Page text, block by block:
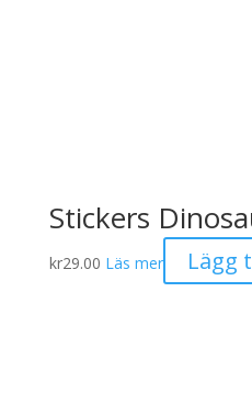
Stickers
kr29.00 Läs mer Lägg